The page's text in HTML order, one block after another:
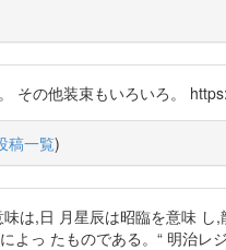
その他装束もいろいろ。
稿一覧)
は,日 月星辰は昭臨を意味
っ たものである。“ 明治レ